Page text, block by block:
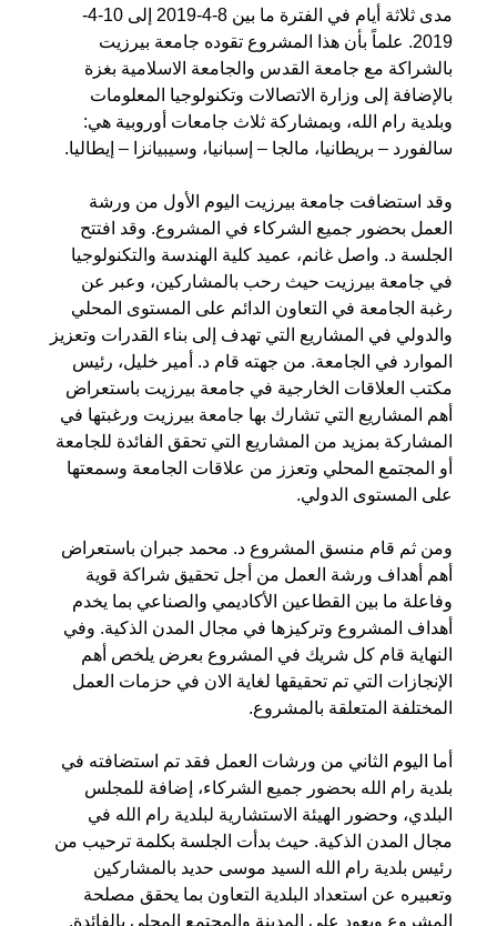
مدى ثلاثة أيام في الفترة ما بين 8-4-2019 إلى 10-4-
2019. علماً بأن هذا المشروع تقوده جامعة بيرزيت
بالشراكة مع جامعة القدس والجامعة الاسلامية بغزة
بالإضافة إلى وزارة الاتصالات وتكنولوجيا المعلومات
وبلدية رام الله، وبمشاركة ثلاث جامعات أوروبية هي:
سالفورد – بريطانيا، مالجا – إسبانيا، وسيبيانزا – إيطاليا.
وقد استضافت جامعة بيرزيت اليوم الأول من ورشة
العمل بحضور جميع الشركاء في المشروع. وقد افتتح
الجلسة د. واصل غانم، عميد كلية الهندسة والتكنولوجيا
في جامعة بيرزيت حيث رحب بالمشاركين، وعبر عن
رغبة الجامعة في التعاون الدائم على المستوى المحلي
والدولي في المشاريع التي تهدف إلى بناء القدرات وتعزيز
الموارد في الجامعة. من جهته قام د. أمير خليل، رئيس
مكتب العلاقات الخارجية في جامعة بيرزيت باستعراض
أهم المشاريع التي تشارك بها جامعة بيرزيت ورغبتها في
المشاركة بمزيد من المشاريع التي تحقق الفائدة للجامعة
أو المجتمع المحلي وتعزز من علاقات الجامعة وسمعتها
على المستوى الدولي.
ومن ثم قام منسق المشروع د. محمد جبران باستعراض
أهم أهداف ورشة العمل من أجل تحقيق شراكة قوية
وفاعلة ما بين القطاعين الأكاديمي والصناعي بما يخدم
أهداف المشروع وتركيزها في مجال المدن الذكية. وفي
النهاية قام كل شريك في المشروع بعرض يلخص أهم
الإنجازات التي تم تحقيقها لغاية الان في حزمات العمل
المختلفة المتعلقة بالمشروع.
أما اليوم الثاني من ورشات العمل فقد تم استضافته في
بلدية رام الله بحضور جميع الشركاء، إضافة للمجلس
البلدي، وحضور الهيئة الاستشارية لبلدية رام الله في
مجال المدن الذكية. حيث بدأت الجلسة بكلمة ترحيب من
رئيس بلدية رام الله السيد موسى حديد بالمشاركين
وتعبيره عن استعداد البلدية التعاون بما يحقق مصلحة
المشروع ويعود على المدينة والمجتمع المحلي بالفائدة.